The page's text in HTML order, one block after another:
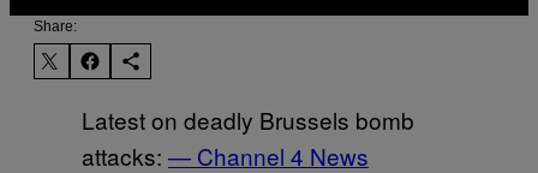
Share:
Latest on deadly Brussels bomb
attacks: — Channel 4 News